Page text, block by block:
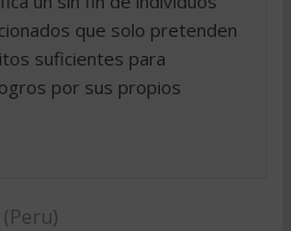
que solo pretenden
suficientes para
por sus propios